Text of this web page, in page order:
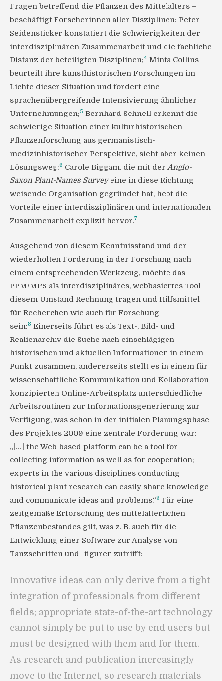
Fragen betreffend die Pflanzen des Mittelalters –
beschäftigt Forscherinnen aller Disziplinen: Peter
Seidensticker konstatiert die Schwierigkeiten der
interdisziplinären Zusammenarbeit und die fachliche
Distanz der beteiligten Disziplinen;4 Minta Collins
beurteilt ihre kunsthistorischen Forschungen im
Lichte dieser Situation und fordert eine
sprachenübergreifende Intensivierung ähnlicher
Unternehmungen;5 Bernhard Schnell erkennt die
schwierige Situation einer kulturhistorischen
Pflanzenforschung aus germanistisch-
medizinhistorischer Perspektive, sieht aber keinen
Lösungsweg;6 Carole Biggam, die mit der Anglo-
Saxon Plant-Names Surveyeine in diese Richtung
weisende Organisation gegründet hat, hebt die
Vorteile einer interdisziplinären und internationalen
Zusammenarbeit explizit hervor.7
Ausgehend von diesem Kenntnisstand und der
wiederholten Forderung in der Forschung nach
einem entsprechenden Werkzeug, möchte das
PPM/MPS als interdisziplinäres, webbasiertes Tool
diesem Umstand Rechnung tragen und Hilfsmittel
für Recherchen wie auch für Forschung
sein:8 Einerseits führt es als Text-, Bild- und
Realienarchiv die Suche nach einschlägigen
historischen und aktuellen Informationen in einem
Punkt zusammen, andererseits stellt es in einem für
wissenschaftliche Kommunikation und Kollaboration
konzipierten Online-Arbeitsplatz unterschiedliche
Arbeitsroutinen zur Informationsgenerierung zur
Verfügung, was schon in der initialen Planungsphase
des Projektes 2009 eine zentrale Forderung war:
„[…] the Web-based platform can be a tool for
collecting information as well as for cooperation;
experts in the various disciplines conducting
historical plant research can easily share knowledge
and communicate ideas and problems.“9 Für eine
zeitgemäße Erforschung des mittelalterlichen
Pflanzenbestandes gilt, was z. B. auch für die
Entwicklung einer Software zur Analyse von
Tanzschritten und -figuren zutrifft:
Innovative ideas can only derive from a tight
integration of professionals from different
fields; appropriate state-of-the-art technology
cannot simply be put to use by end users but
must be designed with them and for them.
As research and publication increasingly
move to the Internet, so research materials